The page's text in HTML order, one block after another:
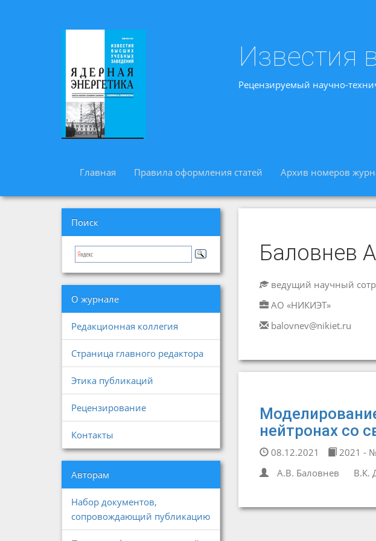
Известия
Рецензируемый научно-
Главная Правила оформления статей Архив номеров
Поиск
О журнале
Редакционная коллегия
Страница главного редактора
Этика публикаций
Рецензирование
Контакты
Авторам
Набор документов,
сопровождающий публикацию
Баловнев
ведущий научный
АО «НИКИЭТ»
balovnev@nikiet.ru
нейтронах со
08.12.2021 2021 -
А.В. Баловнев
В.К.